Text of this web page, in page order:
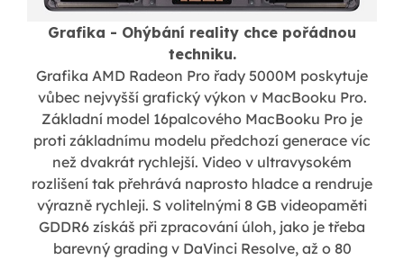
Grafika - Ohýbání reality chce pořádnou
techniku.
Grafika AMD Radeon Pro řady 5000M poskytuje
vůbec nejvyšší grafický výkon v MacBooku Pro.
Základní model 16palcového MacBooku Pro je
proti základnímu modelu předchozí generace víc
než dvakrát rychlejší. Video v ultravysokém
rozlišení tak přehrává naprosto hladce a rendruje
výrazně rychleji. S volitelnými 8 GB videopaměti
GDDR6 získáš při zpracování úloh, jako je třeba
barevný grading v DaVinci Resolve, až o 80